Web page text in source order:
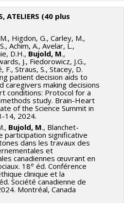
ATELIERS (40 plus
Higdon, G., Carley, M.,
Achim, A., Avelar, L.,
D.H., Bujold, M.,
J., Fiedorowicz, J.G.,
F., Straus, S., Stacey, D.
patient decision aids to
caregivers making decisions
conditions: Protocol for a
study. Brain-Heart
of the Science Summit in
14, 2024.
Bujold, M., Blanchet-
participation significative
dans les travaux des
et
canadiennes œuvrant en
18e éd. Conférence
clinique et la
Société canadienne de
Montréal, Canada